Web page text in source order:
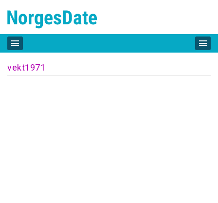
vekt1971